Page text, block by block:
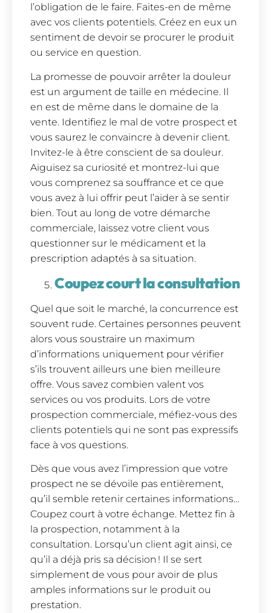
l’obligation de le faire. Faites-en de même
avec vos clients potentiels. Créez en eux un
sentiment de devoir se procurer le produit
ou service en question.
La promesse de pouvoir arrêter la douleur
est un argument de taille en médecine. Il
en est de même dans le domaine de la
vente. Identifiez le mal de votre prospect et
vous saurez le convaincre à devenir client.
Invitez-le à être conscient de sa douleur.
Aiguisez sa curiosité et montrez-lui que
vous comprenez sa souffrance et ce que
vous avez à lui offrir peut l’aider à se sentir
bien. Tout au long de votre démarche
commerciale, laissez votre client vous
questionner sur le médicament et la
prescription adaptés à sa situation.
Coupez court la consultation
Quel que soit le marché, la concurrence est
souvent rude. Certaines personnes peuvent
alors vous soustraire un maximum
d’informations uniquement pour vérifier
s’ils trouvent ailleurs une bien meilleure
offre. Vous savez combien valent vos
services ou vos produits. Lors de votre
prospection commerciale, méfiez-vous des
clients potentiels qui ne sont pas expressifs
face à vos questions.
Dès que vous avez l’impression que votre
prospect ne se dévoile pas entièrement,
qu’il semble retenir certaines informations…
Coupez court à votre échange. Mettez fin à
la prospection, notamment à la
consultation. Lorsqu’un client agit ainsi, ce
qu’il a déjà pris sa décision ! Il se sert
simplement de vous pour avoir de plus
amples informations sur le produit ou
prestation.